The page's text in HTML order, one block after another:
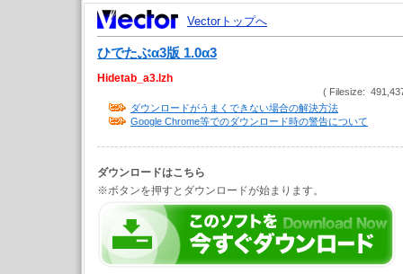
Vectorトップへ
ひでたぶα3版 1.0α3
Hidetab_a3.lzh
( Filesize:
ダウンロードがうまくできない場合の解決方法
Google Chrome等でのダウンロード時の警告について
ダウンロードはこちら
※ボタンを押すとダウンロードが始まります。